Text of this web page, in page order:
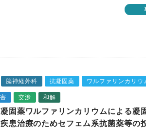
脳神経外科 抗凝固薬 ワルファリンカリウ
交渉 和解
固薬ワルファリンカリウムによる凝
患治療のためセフェム系抗菌薬等の